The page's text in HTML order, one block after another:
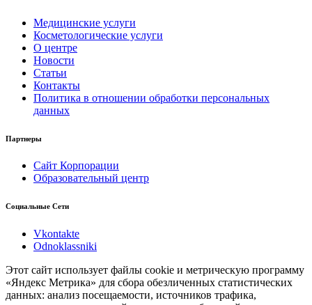
Медицинские услуги
Косметологические услуги
О центре
Новости
Статьи
Контакты
Политика в отношении обработки персональных
данных
Партнеры
Сайт Корпорации
Образовательный центр
Социальные Сети
Vkontakte
Odnoklassniki
Этот сайт использует файлы cookie и метрическую программу
«Яндекс Метрика» для сбора обезличенных статистических
данных: анализ посещаемости, источников трафика,